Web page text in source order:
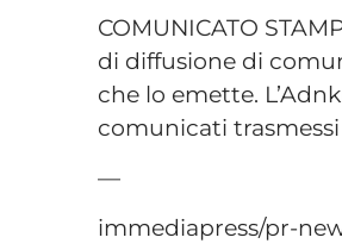
COMUNICATO
di diffusione di
che lo emette.
comunicati trasmessi
—
immediapress/pr-